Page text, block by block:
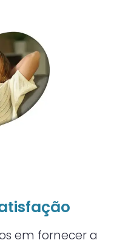
em fornecer a